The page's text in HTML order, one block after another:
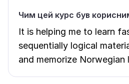
Чим цей курс був
It is helping me to learn
sequentially logical
and memorize Norwegian